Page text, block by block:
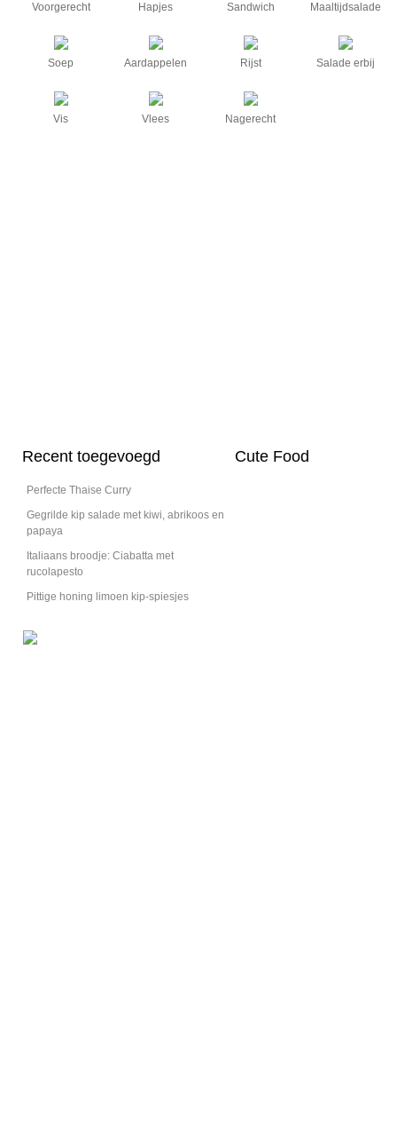
Romige pasta met garnalen en courgette
Heerlijk frisse pasta om de pan bij schoon te likken.
Voorgerecht Hapjes Sandwich Maaltijdsalade
Soep Aardappelen Rijst Salade erbij
Vis Vlees Nagerecht
Recent toegevoegd
Perfecte Thaise Curry
Gegrilde kip salade met kiwi, abrikoos en
papaya
Italiaans broodje: Ciabatta met
rucolapesto
Pittige honing limoen kip-spiesjes
Cute Food